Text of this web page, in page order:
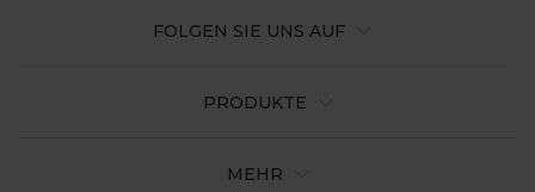
PRODUKTE
MEHR
FOLGEN SIE UNS AUF